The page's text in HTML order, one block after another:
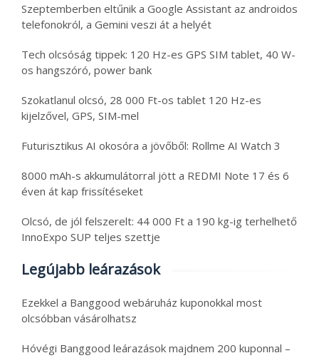
Szeptemberben eltűnik a Google Assistant az androidos
telefonokról, a Gemini veszi át a helyét
Tech olcsóság tippek: 120 Hz-es GPS SIM tablet, 40 W-
os hangszóró, power bank
Szokatlanul olcsó, 28 000 Ft-os tablet 120 Hz-es
kijelzővel, GPS, SIM-mel
Futurisztikus AI okosóra a jövőből: Rollme AI Watch 3
8000 mAh-s akkumulátorral jött a REDMI Note 17 és 6
éven át kap frissítéseket
Olcsó, de jól felszerelt: 44 000 Ft a 190 kg-ig terhelhető
InnoExpo SUP teljes szettje
Legújabb leárazások
Ezekkel a Banggood webáruház kuponokkal most
olcsóbban vásárolhatsz
Hóvégi Banggood leárazások majdnem 200 kuponnal –